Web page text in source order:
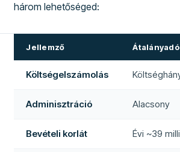
három lehetőséged:
Jellemző
Költségelszámolás
Adminisztráció Alacsony
Bevételi korlát Évi ~39